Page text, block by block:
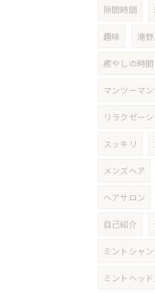
隙間時間
趣味 滝
癒やしの時間
マンツーマ
リラクゼー
スッキリ
メンズヘア
ヘアサロン
自己紹介
ミントシャ
ミントヘッ